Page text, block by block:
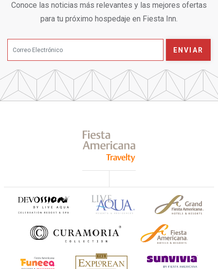
Conoce las noticias más relevantes y las mejores ofertas
para tu próximo hospedaje en Fiesta Inn.
ENVIAR